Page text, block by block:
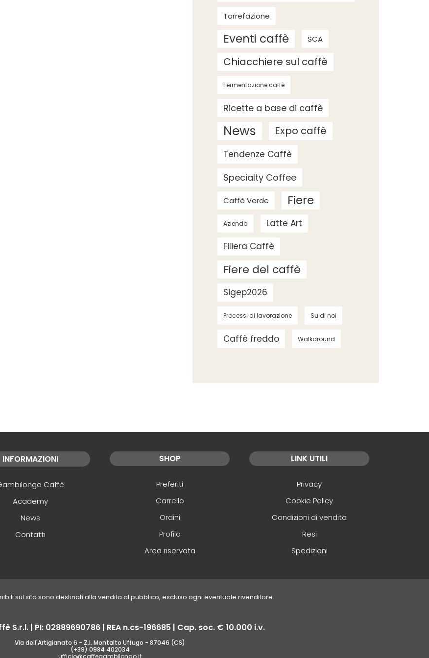
Torrefazione
Eventi caffè SCA
Chiacchiere sul caffè
Fermentazione caffè
Ricette a base di caffè
News Expo caffè
Tendenze Caffè
Specialty Coffee
Caffè Verde Fiere
Azienda
Latte Art
Filiera Caffè
Fiere del caffè
Sigep2026
Processi di lavorazione Su di noi
Caffè freddo Walkaround
INFORMAZIONI
Caffè
Academy
News
Contatti
SHOP
Preferiti
Carrello
Ordini
Profilo
Area riservata
LINK UTILI
Privacy
Cookie Policy
Condizioni di vendita
Resi
Spedizioni
sul sito sono destinati alla vendita al pubblico, escluso ogni eventuale rivenditore.
S.r.l. | PI: 02889690786 | REA n.cs-196685 | Cap. soc. € 10.000 i.v.
Via dell'Artigianato 6 - Z.I. Montalto Uffugo - 87046 (CS)
(+39) 0984 402034
ufficio@caffegambilongo.it